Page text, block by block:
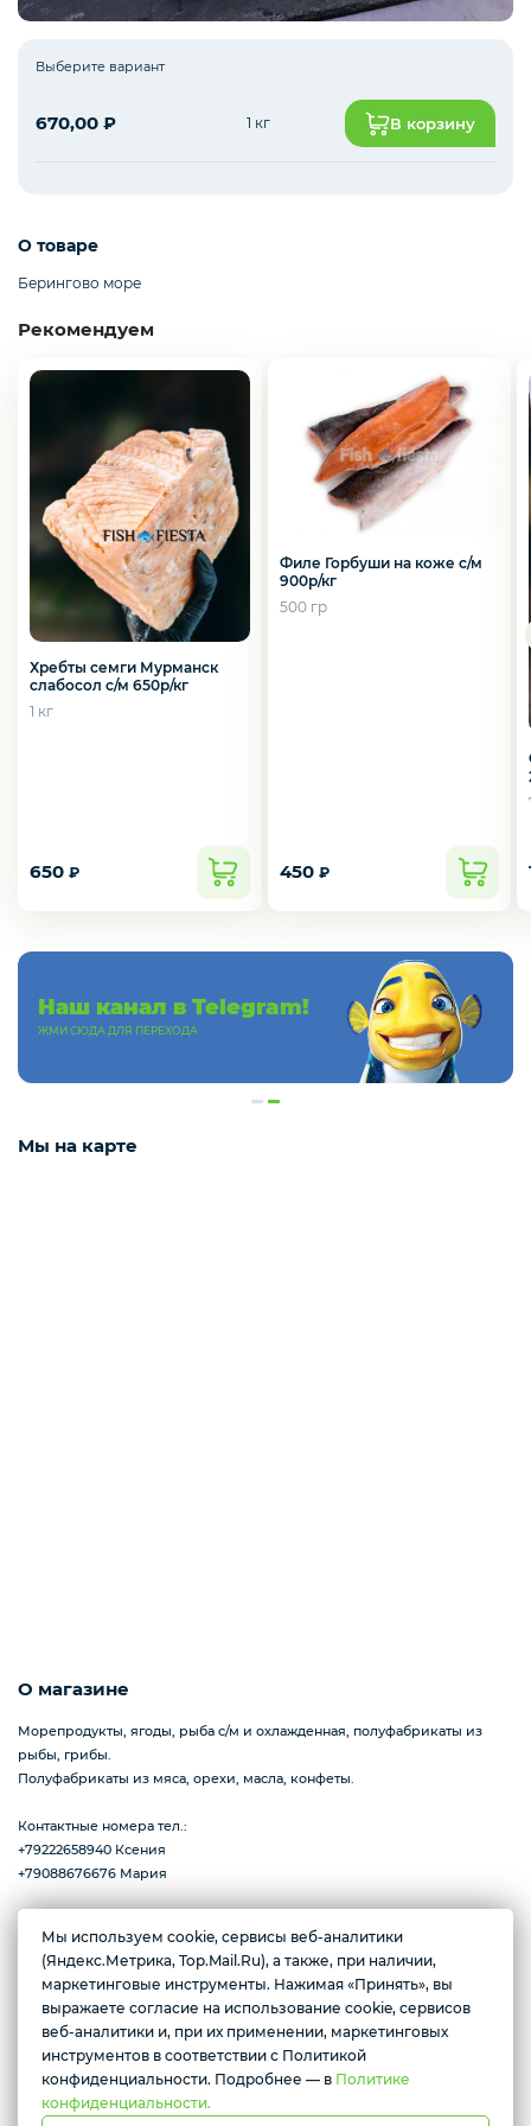
Рыба белая с/м
Рыбные пельмени
Слабосоленая рыба
Панировка
Икра
Соусы
Замороженная ягода
Мороженое
Выберите вариант
670,00 ₽ 1 кг В корзину
О товаре
Берингово море
Рекомендуем
Хребты семги Мурманск
слабосол с/м 650р/кг
1 кг
650 ₽
Филе Горбуши на коже с/м
900р/кг
500 гр
450 ₽
Наш канал в Telegram!
ЖМИ СЮДА ДЛЯ ПЕРЕХОДА
Мы на карте
О магазине
Морепродукты, ягоды, рыба с/м и охлажденная, полуфабрикаты из
рыбы, грибы.
Полуфабрикаты из мяса, орехи, масла, конфеты.
Контактные номера тел.:
+79222658940 Ксения
+79088676676 Мария
г. Тюмень, ул. Ю.Р.-Г. Эрвье, д.12к1
Ежедневно с 10:00 до 20:00
Условия доставки
Мы используем cookie, сервисы веб-аналитики
(Яндекс.Метрика, Top.Mail.Ru), а также, при наличии,
маркетинговые инструменты. Нажимая «Принять», вы
выражаете согласие на использование cookie, сервисов
веб-аналитики и, при их применении, маркетинговых
инструментов в соответствии с Политикой
конфиденциальности. Подробнее — в Политике
конфиденциальности.
Желаете подозвать сотрудника
Да Нет